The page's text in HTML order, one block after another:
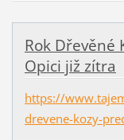
Rok Dřevěné
Opici již zítra
https://
drevene-kozy-